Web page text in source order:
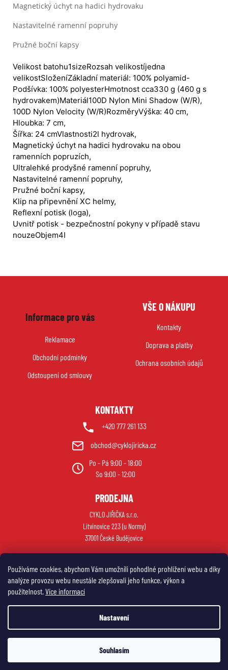
Používáme cookies, abychom Vám umožnili pohodlné prohlížení webu a díky
analýze provozu webu neustále zlepšovali jeho funkce, výkon a
použitelnost.Více informací
Nastavení
Souhlasím
Magnetický úchyt na hadici hydrovaku
Nastavitelné ramenní popruhy
Pružné boční kapsy
Velikost batohu1sizeRozsah velikostíjedna
velikostSloženíZákladní materiál: 100% polyamid-
Podšívka: 100% polyesterHmotnost cca330 g (460 g s
hydrovakem)Materiál100D Nylon Mini Shadow (W/R),
100D Nylon Velocity (W/R)RozměryVýška: 40 cm,
Hloubka: 7 cm,
Šířka: 24 cmVlastnosti2l hydrovak,
Magnetický úchyt na hadici hydrovaku na obou
ramenních popruzích,
Ultralehké prodyšné ramenní popruhy,
Nastavitelné ramenní popruhy,
Pružné boční kapsy,
Klip na připevnění XC helmy,
Reflexní potisk (loga),
Uvnitř potisk - bezpečnostní pokyny v případě stavu
nouzeObjem4I
Informace pro vás
Reklamace
Obchodní podmínky
Odstoupení od smlouvy
VŠE O NÁKUPU
Kontakty
Doprava a platby
Ochrana osobních údajů
KONTAKTY
+420 777 261 133
obchod@cyklojiricka.cz
Po - Pá 9:00 - 18:00
So 9:00 - 12:00
PRODEJNA
CYKLO JIŘIČKA s.r.o.
Litvínovice 223 (u Normy)
37001 České Budějovice
Vytvořil Shoptet
Copyright 2026My e-shop. Všechna práva vyhrazena.